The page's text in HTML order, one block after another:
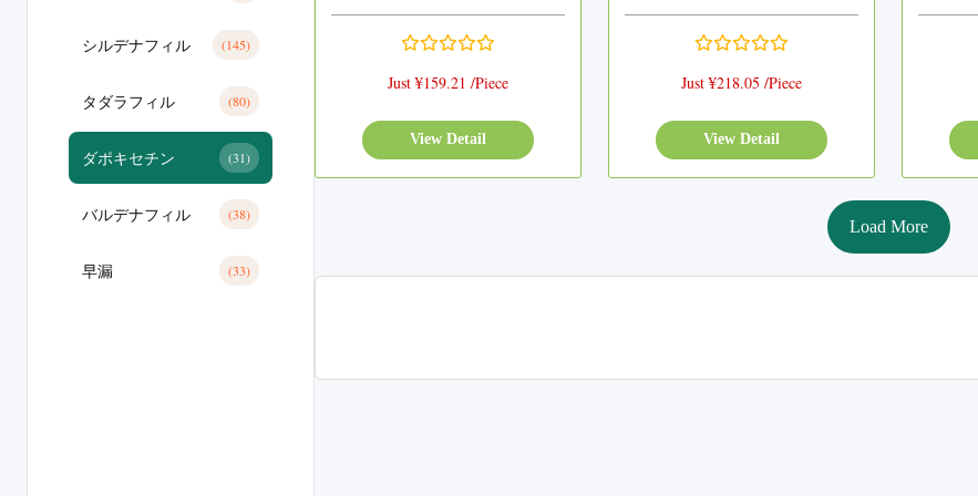
シルデナフィル (145)
タダラフィル (80)
ダポキセチン (31)
バルデナフィル (38)
早漏 (33)
Just ¥159.21 /Piece
View Detail
Just ¥218.05 /Piece
View Detail
Load More